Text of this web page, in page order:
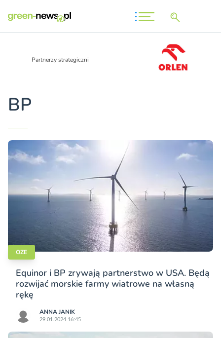
Partnerzy strategiczni
BP
OZE
Equinor i BP zrywają partnerstwo w USA. Będą
rozwijać morskie farmy wiatrowe na własną
rękę
ANNA JANIK
29.01.2024 16:45